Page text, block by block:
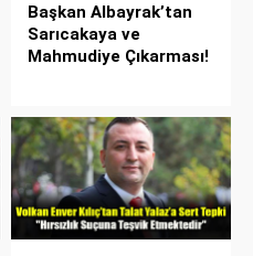
Başkan Albayrak’tan
Sarıcakaya ve
Mahmudiye Çıkarması!